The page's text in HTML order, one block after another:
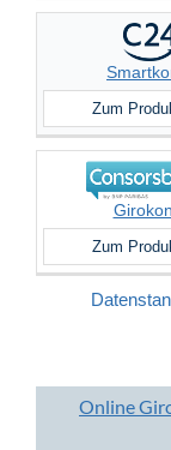
Zum
Zum
Online